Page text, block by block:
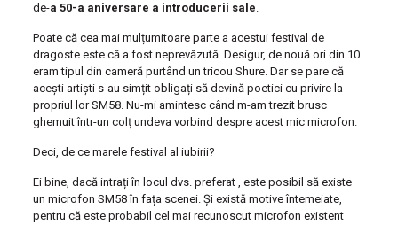
de-a 50-a aniversare a introducerii sale.
Poate că cea mai mulțumitoare parte a acestui festival de
dragoste este că a fost neprevăzută. Desigur, de nouă ori din 10
eram tipul din cameră purtând un tricou Shure. Dar se pare că
acești artiști s-au simțit obligați să devină poetici cu privire la
propriul lor SM58. Nu-mi amintesc când m-am trezit brusc
ghemuit într-un colț undeva vorbind despre acest mic microfon.
Deci, de ce marele festival al iubirii?
Ei bine, dacă intrați în locul dvs. preferat , este posibil să existe
un microfon SM58 în fața scenei. Și există motive întemeiate,
pentru că este probabil cel mai recunoscut microfon existent